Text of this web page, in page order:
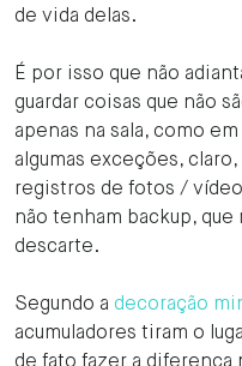
de vida delas.
É por isso que não
guardar coisas que não
apenas na sala, como
algumas exceções,
registros de fotos /
não tenham backup,
descarte.
Segundo a decoração
acumuladores tiram o